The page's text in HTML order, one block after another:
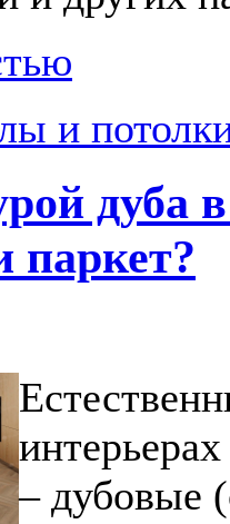
и
дуба
паркет?
– дубовые